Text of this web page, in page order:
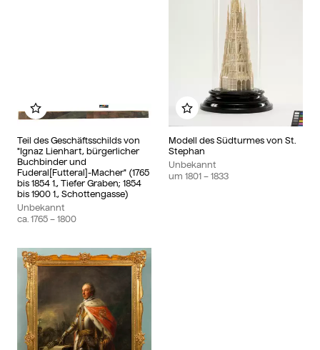
Teil des Geschäftsschilds von
"Ignaz Lienhart, bürgerlicher
Buchbinder und
Fuderal[Futteral]-Macher" (1765
bis 1854 1., Tiefer Graben; 1854
bis 1900 1., Schottengasse)
Unbekannt
ca. 1765 – 1800
Zu meinem Album hinzufügen
Modell des Südturmes von St.
Stephan
Unbekannt
um 1801 – 1833
Zu meinem Album